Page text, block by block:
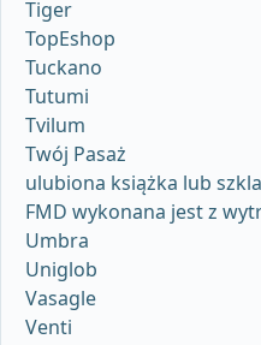
Tiger
TopEshop
Tuckano
Tutumi
Tvilum
Twój Pasaż
ulubiona książka lub
FMD wykonana jest z
Umbra
Uniglob
Vasagle
Venti